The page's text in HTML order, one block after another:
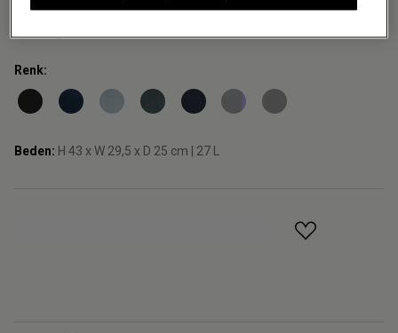
2.519,30 TL
3.599,00 TL -%30
Renk:
Beden: H 43 x W 29,5 x D 25 cm | 27 L